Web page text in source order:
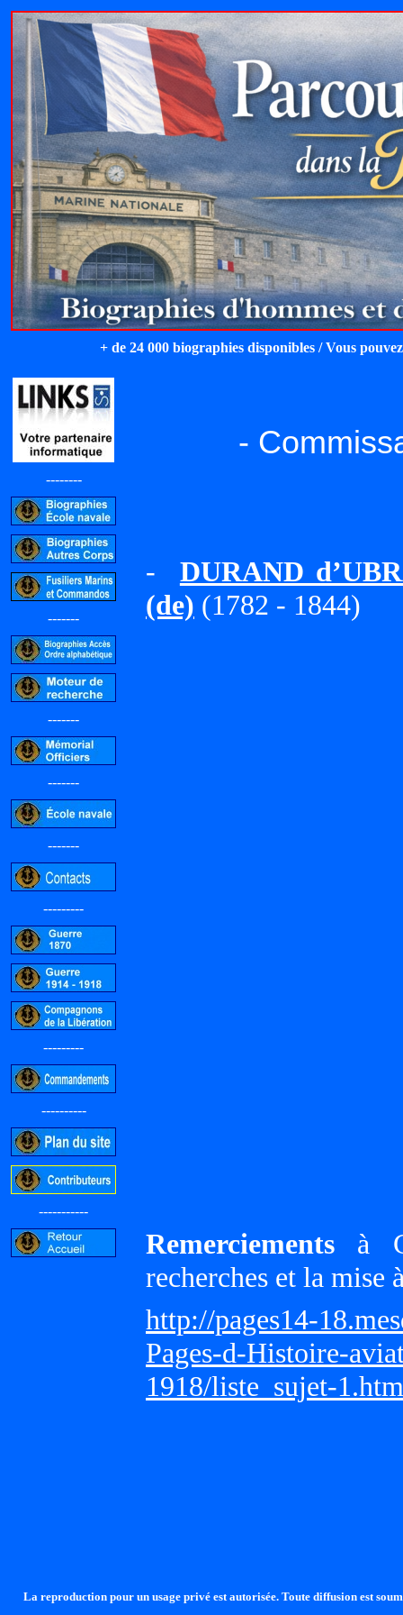
+ de 24 000 biographies disponibles / Vous
--------
-------
-------
-------
-------
---------
---------
----------
-----------
-
- DURAND
(de) (1782 - 1844)
Remerciements à
recherches et la mise
http://pages14-
Pages-d-Histoire-
1918/liste_sujet-1.htm
La reproduction pour un usage privé est autorisée. Toute diffusion est